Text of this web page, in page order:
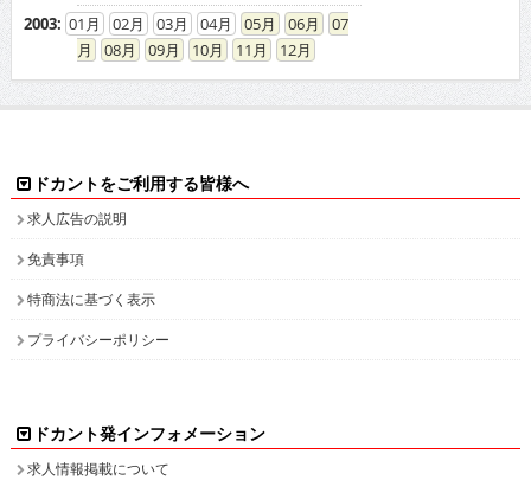
2003: 01 02 03 04 05 06
07
08
09 10 11 12
ドカントをご利用する皆様へ
求人広告の説明
免責事項
特商法に基づく表示
プライバシーポリシー
ドカント発インフォメーション
求人情報掲載について